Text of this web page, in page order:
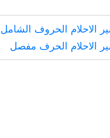
الاحلام الحروف الشامل
الاحلام الحرف مفصل